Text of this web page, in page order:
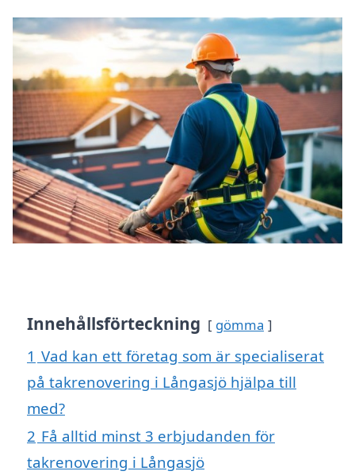
Innehållsförteckning gömma
1 Vad kan ett företag som är specialiserat
på takrenovering i Långasjö hjälpa till
med?
2 Få alltid minst 3 erbjudanden för
takrenovering i Långasjö